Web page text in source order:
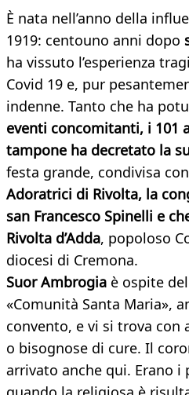
È nata nell’anno della
1919: centouno anni dopo
ha vissuto l’esperienza
Covid 19 e, pur
indenne. Tanto che ha
eventi concomitanti, i 101
tampone ha decretato la
festa grande, condivisa
Adoratrici di Rivolta, la
san Francesco Spinelli e
Rivolta d’Adda, popoloso
diocesi di Cremona.
Suor Ambrogia è ospite
«Comunità Santa Maria»,
convento, e vi si trova con
o bisognose di cure. Il
arrivato anche qui. Erano